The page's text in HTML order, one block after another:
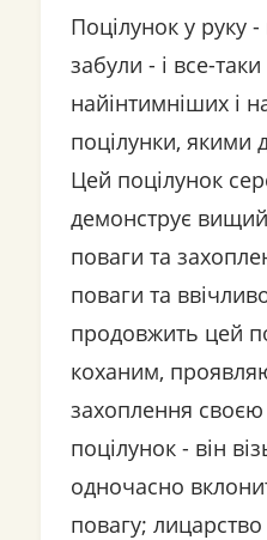
Поцілунок у руку
забули - і все-
найінтимніших і
поцілунки, якими
Цей поцілунок
демонструє вищий
поваги та
поваги та
продовжить цей
коханим,
захоплення
поцілунок - він
одночасно
повагу;